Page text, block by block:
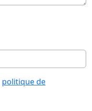
politique de